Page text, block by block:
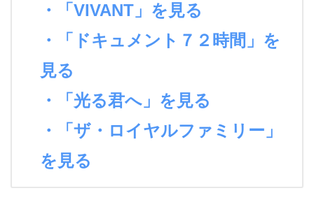
・「VIVANT」を見る
・「ドキュメント７２時間」を
見る
・「光る君へ」を見る
・「ザ・ロイヤルファミリー」
を見る